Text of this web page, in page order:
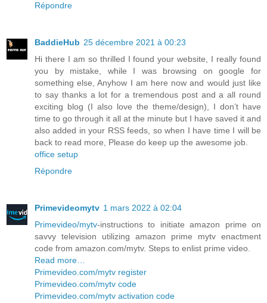
Répondre
BaddieHub 25 décembre 2021 à 00:23
Hi there I am so thrilled I found your website, I really found
you by mistake, while I was browsing on google for
something else, Anyhow I am here now and would just like
to say thanks a lot for a tremendous post and a all round
exciting blog (I also love the theme/design), I don’t have
time to go through it all at the minute but I have saved it and
also added in your RSS feeds, so when I have time I will be
back to read more, Please do keep up the awesome job.
office setup
Répondre
Primevideomytv 1 mars 2022 à 02:04
Primevideo/mytv-instructions to initiate amazon prime on
savvy television utilizing amazon prime mytv enactment
code from amazon.com/mytv. Steps to enlist prime video.
Read more…
Primevideo.com/mytv register
Primevideo.com/mytv code
Primevideo.com/mytv activation code